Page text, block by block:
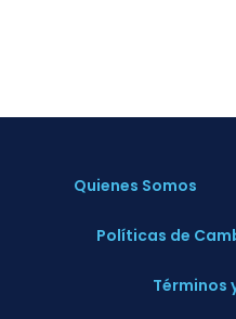
Quienes Somos
Políticas de
Términos